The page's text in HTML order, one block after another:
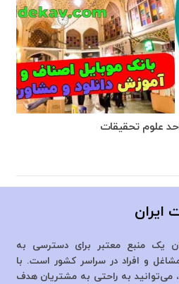
علوم تحقیقات
ایران
یک منبع معتبر برای دسترسی به
و افراد در سراسر کشور است. با
می‌توانید به راحتی به مشتریان هدف